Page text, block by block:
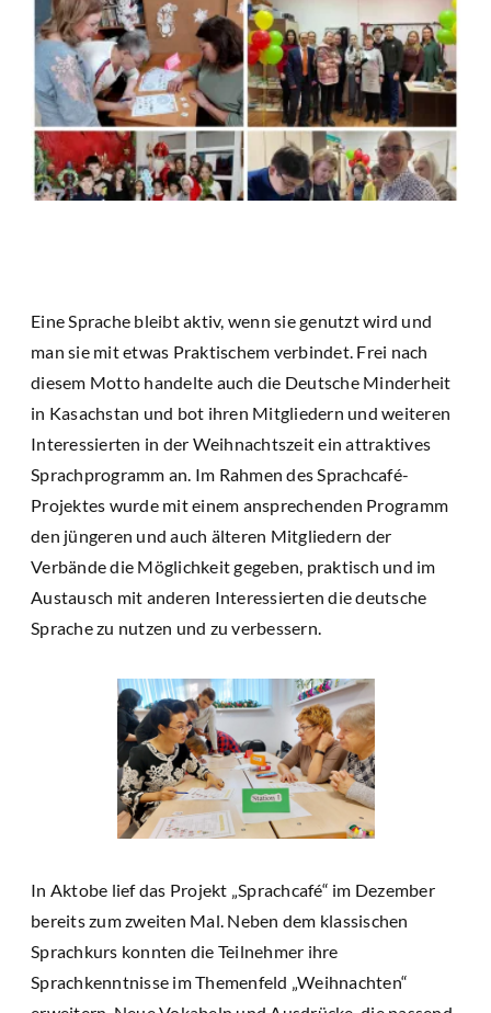
Eine Sprache bleibt aktiv, wenn sie genutzt wird und
man sie mit etwas Praktischem verbindet. Frei nach
diesem Motto handelte auch die Deutsche Minderheit
in Kasachstan und bot ihren Mitgliedern und weiteren
Interessierten in der Weihnachtszeit ein attraktives
Sprachprogramm an. Im Rahmen des Sprachcafé-
Projektes wurde mit einem ansprechenden Programm
den jüngeren und auch älteren Mitgliedern der
Verbände die Möglichkeit gegeben, praktisch und im
Austausch mit anderen Interessierten die deutsche
Sprache zu nutzen und zu verbessern.
In Aktobe lief das Projekt „Sprachcafé“ im Dezember
bereits zum zweiten Mal. Neben dem klassischen
Sprachkurs konnten die Teilnehmer ihre
Sprachkenntnisse im Themenfeld „Weihnachten“